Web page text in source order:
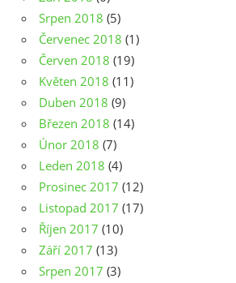
Srpen 2018 (5)
Červenec 2018 (1)
Červen 2018 (19)
Květen 2018 (11)
Duben 2018 (9)
Březen 2018 (14)
Únor 2018 (7)
Leden 2018 (4)
Prosinec 2017 (12)
Listopad 2017 (17)
Říjen 2017 (10)
Září 2017 (13)
Srpen 2017 (3)